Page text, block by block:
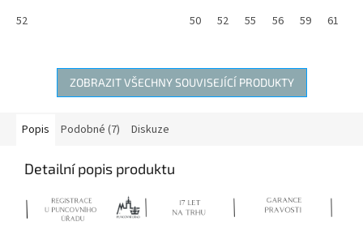
52
50
52 55 56 59 61
ZOBRAZIT VŠECHNY SOUVISEJÍCÍ PRODUKTY
Popis Podobné (7) Diskuze
Detailní popis produktu